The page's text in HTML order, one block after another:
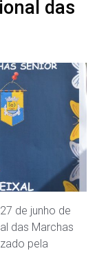
das
de junho de
das Marchas
pela